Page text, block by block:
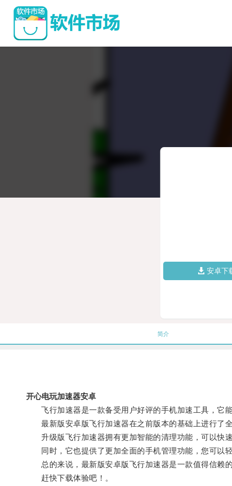
安卓下
简介
开心电玩加速器安卓
飞行加速器是一款备受用户好评的手机加速工具，它能
最新版安卓版飞行加速器在之前版本的基础上进行了全
升级版飞行加速器拥有更加智能的清理功能，可以快速
同时，它也提供了更加全面的手机管理功能，您可以轻
总的来说，最新版安卓版飞行加速器是一款值得信赖的
赶快下载体验吧！。